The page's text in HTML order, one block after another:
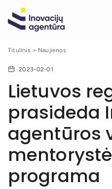
Titulinis Naujienos
2023-02-01
Lietuvos
prasideda
agentūros
programa